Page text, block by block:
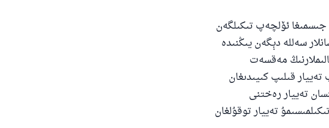
جىسمىغا ئۆلچەپ تىكىلگەن
سەللە دېگەن يىڭنىدە
مەقسەت
قىلىپ كىيىدىغان
تەييار رەختنى
تەييار توقۇلغان
ئېرىشىدۇ